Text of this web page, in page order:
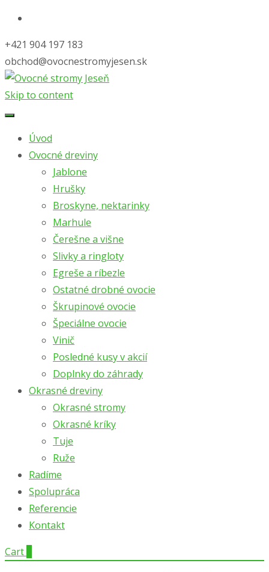
+421 904 197 183
obchod@ovocnestromyjesen.sk
Skip to content
Úvod
Ovocné dreviny
Jablone
Hrušky
Broskyne, nektarinky
Marhule
Čerešne a višne
Slivky a ringloty
Egreše a ríbezle
Ostatné drobné ovocie
Škrupinové ovocie
Špeciálne ovocie
Vinič
Posledné kusy v akcií
Doplnky do záhrady
Okrasné dreviny
Okrasné stromy
Okrasné kríky
Tuje
Ruže
Radíme
Spolupráca
Referencie
Kontakt
Cart